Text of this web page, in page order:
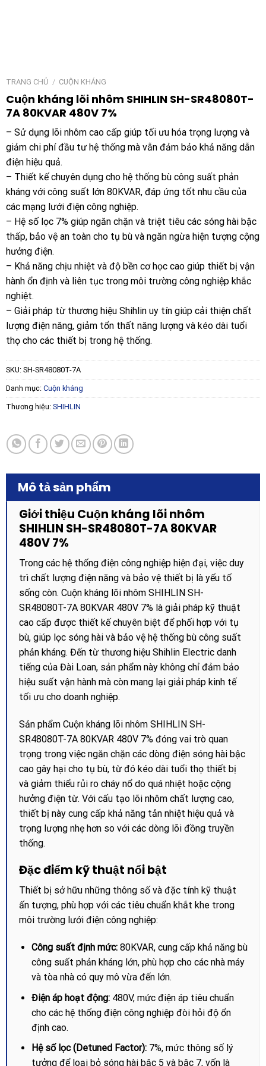
TRANG CHỦ / CUỘN KHÁNG
Cuộn kháng lõi nhôm SHIHLIN SH-SR48080T-
7A 80KVAR 480V 7%
– Sử dụng lõi nhôm cao cấp giúp tối ưu hóa trọng lượng và
giảm chi phí đầu tư hệ thống mà vẫn đảm bảo khả năng dẫn
điện hiệu quả.
– Thiết kế chuyên dụng cho hệ thống bù công suất phản
kháng với công suất lớn 80KVAR, đáp ứng tốt nhu cầu của
các mạng lưới điện công nghiệp.
– Hệ số lọc 7% giúp ngăn chặn và triệt tiêu các sóng hài bậc
thấp, bảo vệ an toàn cho tụ bù và ngăn ngừa hiện tượng cộng
hưởng điện.
– Khả năng chịu nhiệt và độ bền cơ học cao giúp thiết bị vận
hành ổn định và liên tục trong môi trường công nghiệp khắc
nghiệt.
– Giải pháp từ thương hiệu Shihlin uy tín giúp cải thiện chất
lượng điện năng, giảm tổn thất năng lượng và kéo dài tuổi
thọ cho các thiết bị trong hệ thống.
SKU: SH-SR48080T-7A
Danh mục: Cuộn kháng
Thương hiệu: SHIHLIN
Mô tả sản phẩm
Giới thiệu Cuộn kháng lõi nhôm
SHIHLIN SH-SR48080T-7A 80KVAR
480V 7%
Trong các hệ thống điện công nghiệp hiện đại, việc duy
trì chất lượng điện năng và bảo vệ thiết bị là yếu tố
sống còn. Cuộn kháng lõi nhôm SHIHLIN SH-
SR48080T-7A 80KVAR 480V 7% là giải pháp kỹ thuật
cao cấp được thiết kế chuyên biệt để phối hợp với tụ
bù, giúp lọc sóng hài và bảo vệ hệ thống bù công suất
phản kháng. Đến từ thương hiệu Shihlin Electric danh
tiếng của Đài Loan, sản phẩm này không chỉ đảm bảo
hiệu suất vận hành mà còn mang lại giải pháp kinh tế
tối ưu cho doanh nghiệp.
Sản phẩm Cuộn kháng lõi nhôm SHIHLIN SH-
SR48080T-7A 80KVAR 480V 7% đóng vai trò quan
trọng trong việc ngăn chặn các dòng điện sóng hài bậc
cao gây hại cho tụ bù, từ đó kéo dài tuổi thọ thiết bị
và giảm thiểu rủi ro cháy nổ do quá nhiệt hoặc cộng
hưởng điện từ. Với cấu tạo lõi nhôm chất lượng cao,
thiết bị này cung cấp khả năng tản nhiệt hiệu quả và
trọng lượng nhẹ hơn so với các dòng lõi đồng truyền
thống.
Đặc điểm kỹ thuật nổi bật
Thiết bị sở hữu những thông số và đặc tính kỹ thuật
ấn tượng, phù hợp với các tiêu chuẩn khắt khe trong
môi trường lưới điện công nghiệp:
Công suất định mức:80KVAR, cung cấp khả năng bù
công suất phản kháng lớn, phù hợp cho các nhà máy
và tòa nhà có quy mô vừa đến lớn.
Điện áp hoạt động:480V, mức điện áp tiêu chuẩn
cho các hệ thống điện công nghiệp đòi hỏi độ ổn
định cao.
Hệ số lọc (Detuned Factor):7%, mức thông số lý
tưởng để loại bỏ sóng hài bậc 5 và bậc 7, vốn là